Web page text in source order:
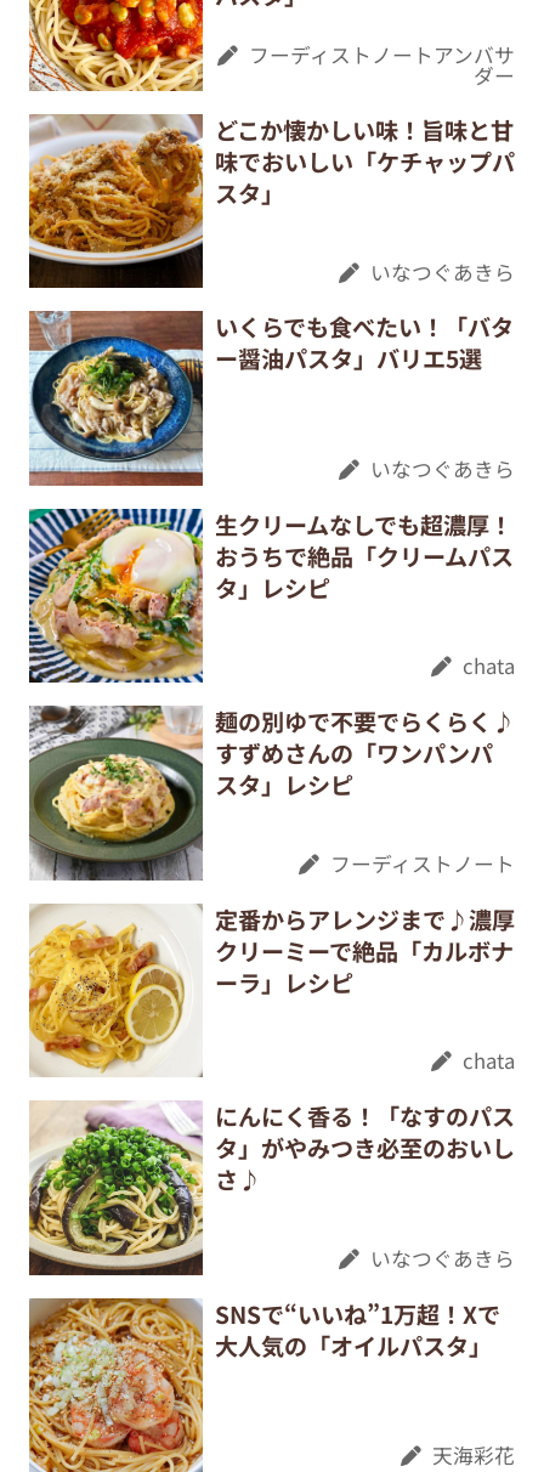
フーディストノートアンバサ
ダー
どこか懐かしい味！旨味と甘
味でおいしい「ケチャップパ
スタ」
いなつぐあきら
いくらでも食べたい！「バタ
ー醤油パスタ」バリエ5選
いなつぐあきら
生クリームなしでも超濃厚！
おうちで絶品「クリームパス
タ」レシピ
chata
麺の別ゆで不要でらくらく♪
すずめさんの「ワンパンパ
スタ」レシピ
フーディストノート
定番からアレンジまで♪濃厚
クリーミーで絶品「カルボナ
ーラ」レシピ
chata
にんにく香る！「なすのパス
タ」がやみつき必至のおいし
さ♪
いなつぐあきら
SNSで“いいね”1万超！Xで
大人気の「オイルパスタ」
天海彩花